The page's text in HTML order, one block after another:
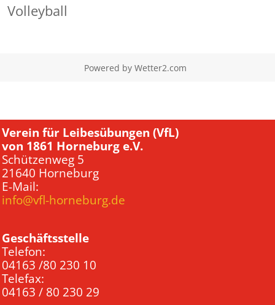
Volleyball
Powered by Wetter2.com
Verein für Leibesübungen (VfL)
von 1861 Horneburg e.V.
Schützenweg 5
21640 Horneburg
E-Mail:
info@vfl-horneburg.de
Geschäftsstelle
Telefon:
04163 /80 230 10
Telefax:
04163 / 80 230 29